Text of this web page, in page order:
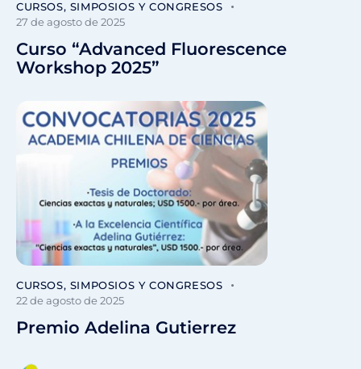
CURSOS, SIMPOSIOS Y CONGRESOS
27 de agosto de 2025
Curso “Advanced Fluorescence
Workshop 2025”
CURSOS, SIMPOSIOS Y CONGRESOS
22 de agosto de 2025
Premio Adelina Gutierrez